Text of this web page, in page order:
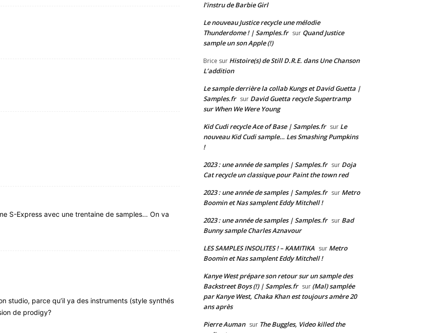
S-Express avec une trentaine de samples… On va
studio, parce qu’il ya des instruments (style synthés
de prodigy?
l’instru de Barbie Girl
Le nouveau Justice recycle une mélodie
Thunderdome ! | Samples.fr sur Quand Justice
sample un son Apple (!)
Brice sur Histoire(s) de Still D.R.E. dans Une Chanson
L’addition
Le sample derrière la collab Kungs et David Guetta |
Samples.fr sur David Guetta recycle Supertramp
sur When We Were Young
Kid Cudi recycle Ace of Base | Samples.fr sur Le
nouveau Kid Cudi sample… Les Smashing Pumpkins
!
2023 : une année de samples | Samples.fr sur Doja
Cat recycle un classique pour Paint the town red
2023 : une année de samples | Samples.fr sur Metro
Boomin et Nas samplent Eddy Mitchell !
2023 : une année de samples | Samples.fr sur Bad
Bunny sample Charles Aznavour
LES SAMPLES INSOLITES ! – KAMITIKA sur Metro
Boomin et Nas samplent Eddy Mitchell !
Kanye West prépare son retour sur un sample des
Backstreet Boys (!) | Samples.fr sur (Mal) samplée
par Kanye West, Chaka Khan est toujours amère 20
ans après
Pierre Auman sur The Buggles, Video killed the